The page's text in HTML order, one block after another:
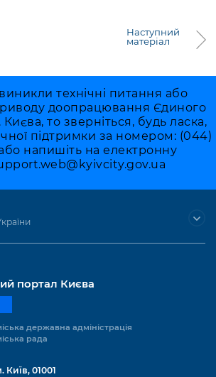
Наступний
матеріал
технічні питання або
доопрацювання Єдиного
то зверніться, будь ласка,
підтримки за номером: (044)
напишіть на електронну
портал Києва
державна адміністрація
рада
Київ, 01001